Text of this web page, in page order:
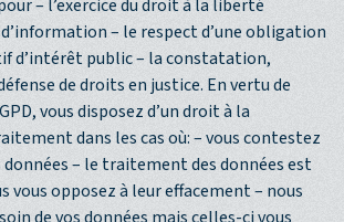
– l’exercice du droit à la liberté
– le respect d’une obligation
d’intérêt public – la constatation,
de droits en justice. En vertu de
vous disposez d’un droit à la
dans les cas où: – vous contestez
données – le traitement des données est
vous opposez à leur effacement – nous